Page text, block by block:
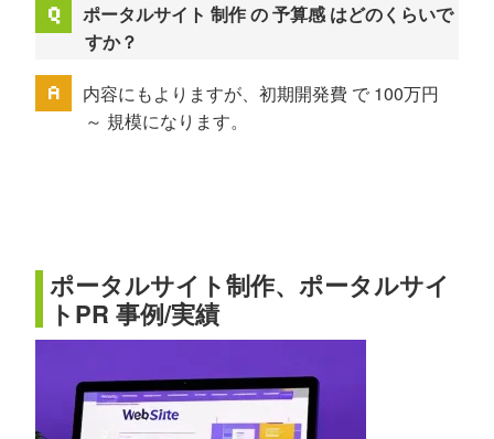
ポータルサイト 制作 の 予算感 はどのくらいで
すか？
内容にもよりますが、初期開発費 で 100万円
～ 規模になります。
ポータルサイト制作、ポータルサイ
トPR 事例/実績